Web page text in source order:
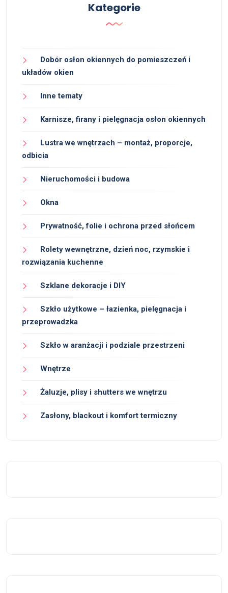
Kategorie
Dobór osłon okiennych do pomieszczeń i
układów okien
Inne tematy
Karnisze, firany i pielęgnacja osłon okiennych
Lustra we wnętrzach – montaż, proporcje,
odbicia
Nieruchomości i budowa
Okna
Prywatność, folie i ochrona przed słońcem
Rolety wewnętrzne, dzień noc, rzymskie i
rozwiązania kuchenne
Szklane dekoracje i DIY
Szkło użytkowe – łazienka, pielęgnacja i
przeprowadzka
Szkło w aranżacji i podziale przestrzeni
Wnętrze
Żaluzje, plisy i shutters we wnętrzu
Zasłony, blackout i komfort termiczny